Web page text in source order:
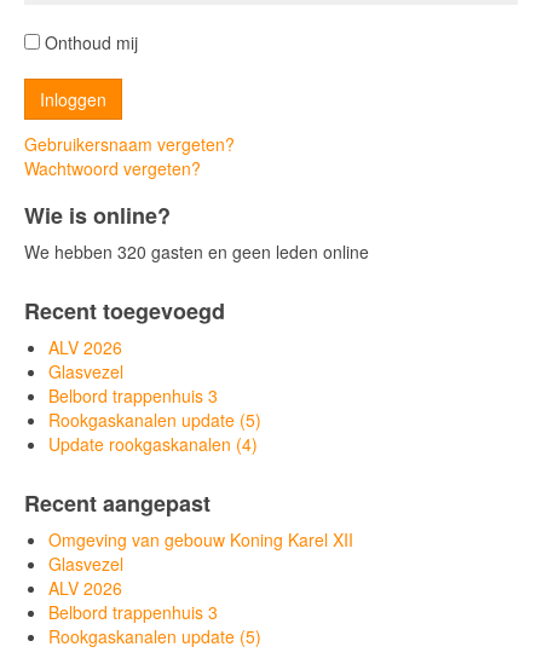
Onthoud mij
Gebruikersnaam vergeten?
Wachtwoord vergeten?
Wie is online?
We hebben 320 gasten en geen leden online
Recent toegevoegd
ALV 2026
Glasvezel
Belbord trappenhuis 3
Rookgaskanalen update (5)
Update rookgaskanalen (4)
Recent aangepast
Omgeving van gebouw Koning Karel XII
Glasvezel
ALV 2026
Belbord trappenhuis 3
Rookgaskanalen update (5)